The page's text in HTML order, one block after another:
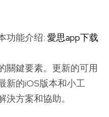
功能介绍: 愛思app下载
關鍵要素。更新的可用
新的iOS版本和小工
方案和協助。